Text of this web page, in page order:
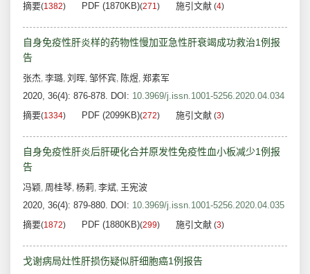
摘要(1382) PDF (1870KB)(271) 施引文献 (4)
自身免疫性肝炎样的药物性慢加亚急性肝衰竭成功救治1例报
告
张杰, 李璐, 刘晖, 邹怀宾, 陈煜, 郑素军
2020, 36(4): 876-878. DOI: 10.3969/j.issn.1001-5256.2020.04.034
摘要(1334) PDF (2099KB)(272) 施引文献 (3)
自身免疫性肝炎后肝硬化合并原发性免疫性血小板减少1例报
告
冯颖, 周桂琴, 杨莉, 李斌, 王宪波
2020, 36(4): 879-880. DOI: 10.3969/j.issn.1001-5256.2020.04.035
摘要(1872) PDF (1880KB)(299) 施引文献 (3)
戈谢病局灶性肝损伤疑似肝细胞癌1例报告